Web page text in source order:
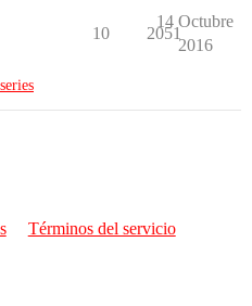
10 2051
14 Octubre
2016
Términos del servicio